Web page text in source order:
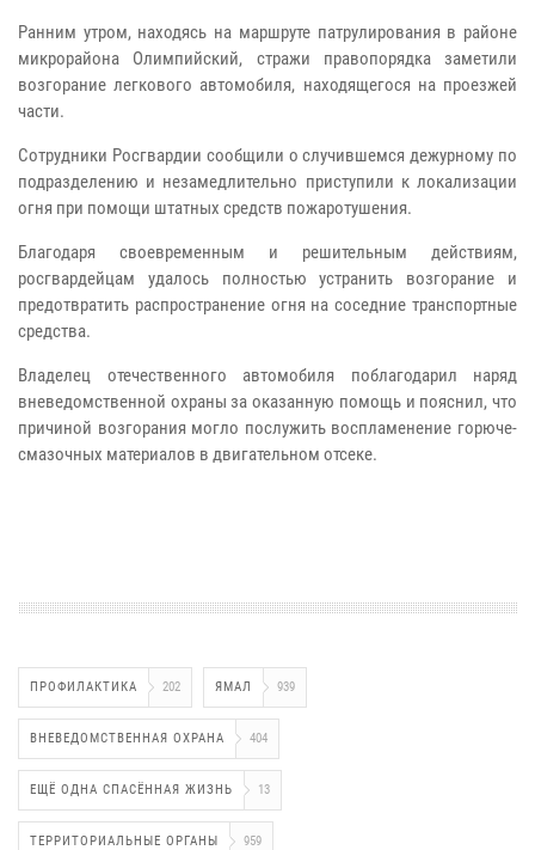
Ранним утром, находясь на маршруте патрулирования в районе
микрорайона Олимпийский, стражи правопорядка заметили
возгорание легкового автомобиля, находящегося на проезжей
части.
Сотрудники Росгвардии сообщили о случившемся дежурному по
подразделению и незамедлительно приступили к локализации
огня при помощи штатных средств пожаротушения.
Благодаря своевременным и решительным действиям,
росгвардейцам удалось полностью устранить возгорание и
предотвратить распространение огня на соседние транспортные
средства.
Владелец отечественного автомобиля поблагодарил наряд
вневедомственной охраны за оказанную помощь и пояснил, что
причиной возгорания могло послужить воспламенение горюче-
смазочных материалов в двигательном отсеке.
ПРОФИЛАКТИКА 202 ЯМАЛ 939
ВНЕВЕДОМСТВЕННАЯ ОХРАНА 404
ЕЩЁ ОДНА СПАСЁННАЯ ЖИЗНЬ 13
ТЕРРИТОРИАЛЬНЫЕ ОРГАНЫ 959